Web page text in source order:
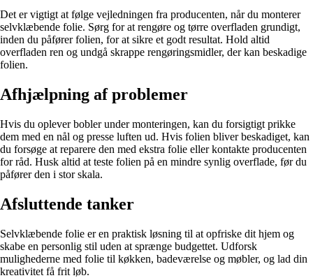
Det er vigtigt at følge vejledningen fra producenten, når du monterer
selvklæbende folie. Sørg for at rengøre og tørre overfladen grundigt,
inden du påfører folien, for at sikre et godt resultat. Hold altid
overfladen ren og undgå skrappe rengøringsmidler, der kan beskadige
folien.
Afhjælpning af problemer
Hvis du oplever bobler under monteringen, kan du forsigtigt prikke
dem med en nål og presse luften ud. Hvis folien bliver beskadiget, kan
du forsøge at reparere den med ekstra folie eller kontakte producenten
for råd. Husk altid at teste folien på en mindre synlig overflade, før du
påfører den i stor skala.
Afsluttende tanker
Selvklæbende folie er en praktisk løsning til at opfriske dit hjem og
skabe en personlig stil uden at sprænge budgettet. Udforsk
mulighederne med folie til køkken, badeværelse og møbler, og lad din
kreativitet få frit løb.